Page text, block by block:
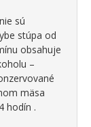
sú
stúpa od
obsahuje
–
mäsa
hodín .